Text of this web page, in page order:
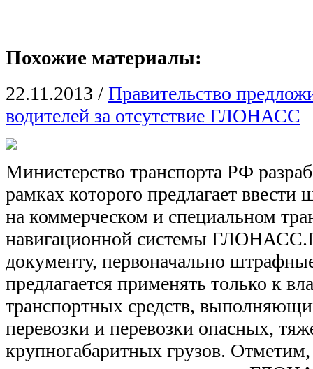
Похожие материалы:
22.11.2013 / Правительство
водителей за отсутствие ГЛОНАСС
Министерство транспорта РФ
рамках которого предлагает ввести
на коммерческом и специальном
навигационной системы
документу, первоначально
предлагается применять только к
транспортных средств,
перевозки и перевозки опасных,
крупногабаритных грузов. Отметим,